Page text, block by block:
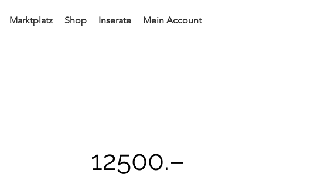
Marktplatz Shop Inserate Mein Account
12500.–